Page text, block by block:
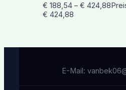
€ 188,54 –€ 424,88
€ 424,88
E-Mail: